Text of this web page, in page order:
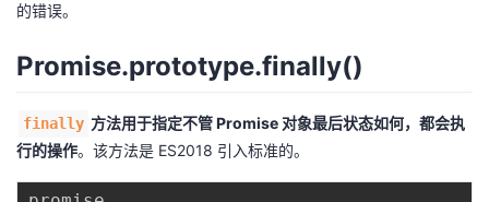
的错误。
Promise.prototype.finally()
finally 方法用于指定不管 Promise 对象最后状态如何，都会执
行的操作。该方法是 ES2018 引入标准的。